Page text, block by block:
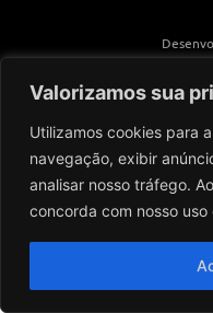
Valorizamos sua
Utilizamos cookies para
navegação, exibir
analisar nosso tráfego.
concorda com nosso uso